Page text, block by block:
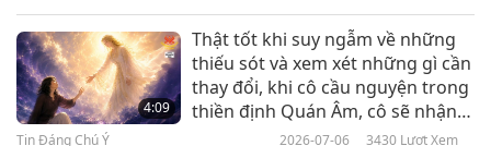
Tin Đáng Chú Ý 2021-07-10 3006 Lượt Xem
11
Tin Đáng Chú Ý
4:09
Thật tốt khi suy ngẫm về những
thiếu sót và xem xét những gì cần
thay đổi, khi cô cầu nguyện trong
thiền định Quán Âm, cô sẽ nhận
được sự hướng dẫn từ Sư Phụ
Tin Đáng Chú Ý 2026-07-06 3430 Lượt Xem